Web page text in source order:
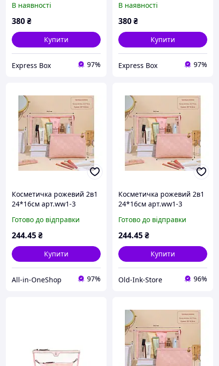
(рожевий), міцний
вельвет, металеві
В наявності
380₴
Купити
Express Box 97%
(рожевий), міцний
вельвет, металеві
В наявності
380₴
Купити
Express Box 97%
Косметичка рожевий 2в1
24*16см арт.ww1-3
Готово до відправки
244.45₴
Купити
All-in-OneShop 97%
Косметичка рожевий 2в1
24*16см арт.ww1-3
Готово до відправки
244.45₴
Купити
Old-Ink-Store 96%